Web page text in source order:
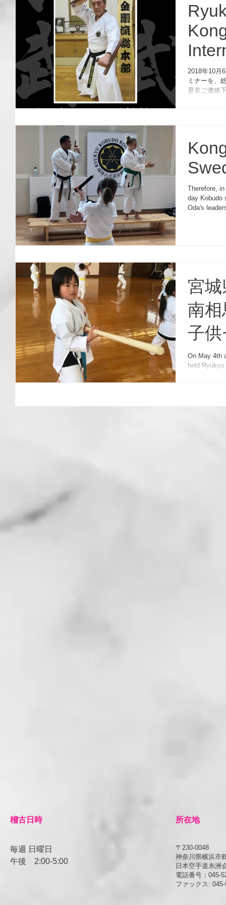
2018年10月
ミナーを、
是非ご連絡
Therefore,
day Kobudo
Oda's
宮
南
子
On May 4th
held Ryukyu
​稽古日時
毎週 日曜日
午後 ​2:00-5:00
所在地
〒230-0048
神奈川県横浜市
日本空手道糸洲
電話番号：045-
ファックス: